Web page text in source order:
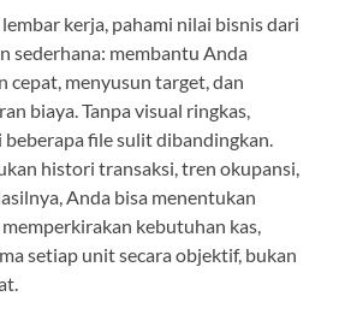
kerja, pahami nilai bisnis dari
sederhana: membantu Anda
cepat, menyusun target, dan
biaya. Tanpa visual ringkas,
beberapa file sulit dibandingkan.
histori transaksi, tren okupansi,
Anda bisa menentukan
kebutuhan kas,
setiap unit secara objektif, bukan